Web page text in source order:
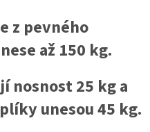
z pevného
až 150 kg.
nosnost 25 kg a
unesou 45 kg.